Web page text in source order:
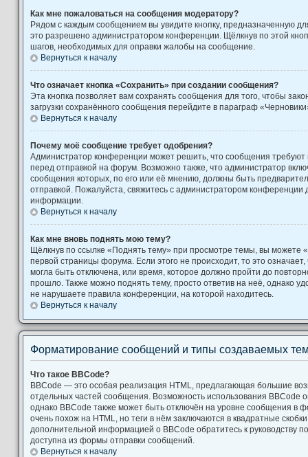
Как мне пожаловаться на сообщения модератору?
Рядом с каждым сообщением вы увидите кнопку, предназначенную
это разрешено администратором конференции. Щёлкнув по этой
шагов, необходимых для оправки жалобы на сообщение.
Вернуться к началу
Что означает кнопка «Сохранить» при создании сообщения?
Эта кнопка позволяет вам сохранять сообщения для того, чтобы
загрузки сохранённого сообщения перейдите в параграф
Вернуться к началу
Почему моё сообщение требует одобрения?
Администратор конференции может решить, что сообщения требуют
перед отправкой на форум. Возможно также, что администратор
сообщения которых, по его или её мнению, должны быть
отправкой. Пожалуйста, свяжитесь с администратором конференции
информации.
Вернуться к началу
Как мне вновь поднять мою тему?
Щёлкнув по ссылке «Поднять тему» при просмотре темы, вы можете
первой страницы форума. Если этого не происходит, то это
могла быть отключена, или время, которое должно пройти до
прошло. Также можно поднять тему, просто ответив на неё, однако
не нарушаете правила конференции, на которой находитесь.
Вернуться к началу
Форматирование сообщений и типы создаваемых
Что такое BBCode?
BBCode — это особая реализация HTML, предлагающая большие
отдельных частей сообщения. Возможность использования BBCode
однако BBCode также может быть отключён на уровне сообщения в
очень похож на HTML, но теги в нём заключаются в квадратные
дополнительной информацией о BBCode обратитесь к руководству
доступна из формы отправки сообщений.
Вернуться к началу